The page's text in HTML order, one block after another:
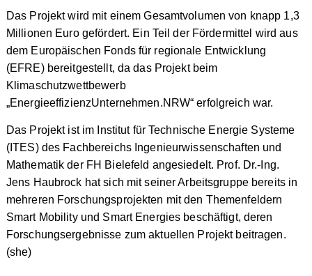
Das Projekt wird mit einem Gesamtvolumen von knapp 1,3
Millionen Euro gefördert. Ein Teil der Fördermittel wird aus
dem Europäischen Fonds für regionale Entwicklung
(EFRE) bereitgestellt, da das Projekt beim
Klimaschutzwettbewerb
„EnergieeffizienzUnternehmen.NRW“ erfolgreich war.
Das Projekt ist im Institut für Technische Energie Systeme
(ITES) des Fachbereichs Ingenieurwissenschaften und
Mathematik der FH Bielefeld angesiedelt. Prof. Dr.-Ing.
Jens Haubrock hat sich mit seiner Arbeitsgruppe bereits in
mehreren Forschungsprojekten mit den Themenfeldern
Smart Mobility und Smart Energies beschäftigt, deren
Forschungsergebnisse zum aktuellen Projekt beitragen.
(she)